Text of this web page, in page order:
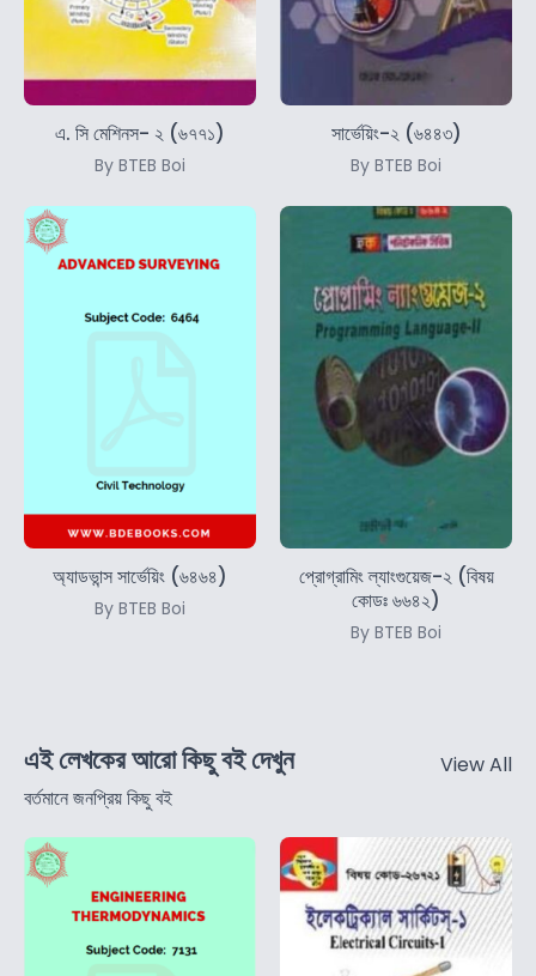
এ. সি মেশিনস- ২ (৬৭৭১)
By BTEB Boi
সার্ভেয়িং-২ (৬৪৪৩)
By BTEB Boi
অ্যাডভান্স সার্ভেয়িং (৬৪৬৪)
By BTEB Boi
প্রোগ্রামিং ল্যাংগুয়েজ-২ (বিষয়
কোডঃ ৬৬৪২)
By BTEB Boi
এই লেখকের আরো কিছু বই দেখুন
বর্তমানে জনপ্রিয় কিছু বই
View All